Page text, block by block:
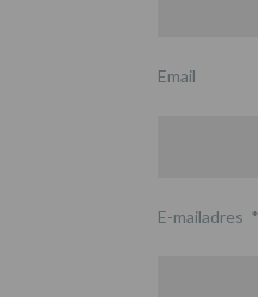
Email
E-mailadres *